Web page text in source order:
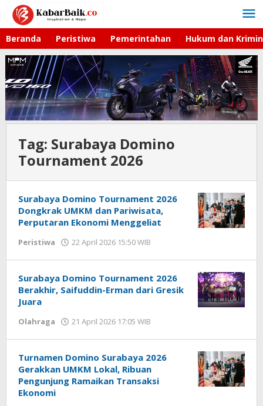
Lewati
konten
Beranda Peristiwa Pemerintahan Hukum dan
Tag: Surabaya Domino
Tournament 2026
Surabaya Domino Tournament 2026
Dongkrak UMKM dan Pariwisata,
Perputaran Ekonomi Menggeliat
Peristiwa 22 April 2026 15:50 WIB
Surabaya Domino Tournament 2026
Berakhir, Saifuddin-Erman dari Gresik
Juara
Olahraga 21 April 2026 17:05 WIB
Turnamen Domino Surabaya 2026
Gerakkan UMKM Lokal, Ribuan
Pengunjung Ramaikan Transaksi
Ekonomi